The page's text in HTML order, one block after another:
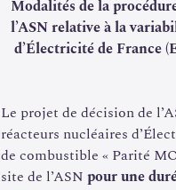
Le projet de décision
prescriptions de l’ASN
utilisant du combustible «
de sûreté des installations
sont soumis à autorisation
sûreté des installations
cette modification sont
Modalités de la
l’ASN relative à la
d’Électricité de France
Le projet de décision de
réacteurs nucléaires
de combustible « Parité
site de l’ASN pour une